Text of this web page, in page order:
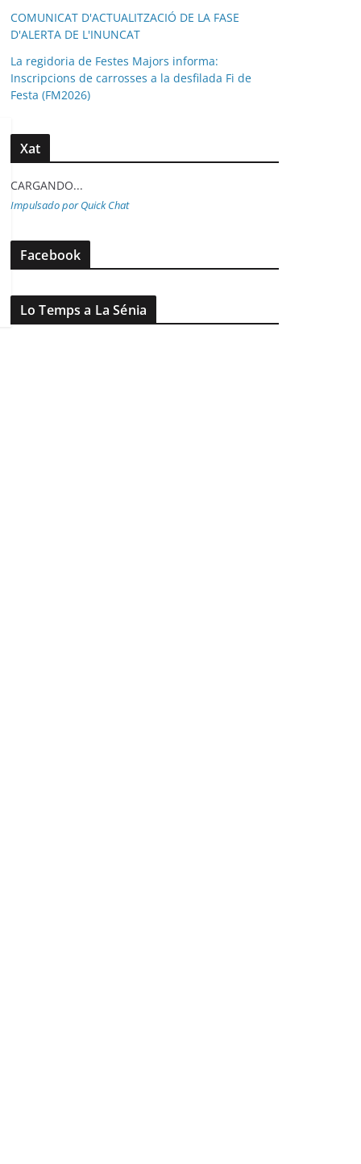
COMUNICAT D'ACTUALITZACIÓ DE LA FASE
D'ALERTA DE L'INUNCAT
La regidoria de Festes Majors informa:
Inscripcions de carrosses a la desfilada Fi de
Festa (FM2026)
Xat
CARGANDO...
Impulsado por Quick Chat
Facebook
Lo Temps a La Sénia